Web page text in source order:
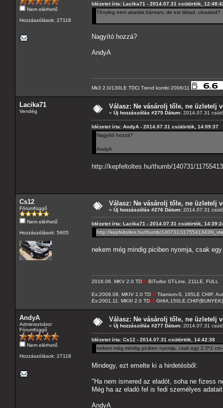
Nem elérhető
Hozzászólások: 27118
Idézetet írta: Lacika71 - 2014.07.31 csütörtök,
Tényleg nem akarlak bántani, de ezt láttad, olvastad?
Nagyító hozzá?
AndyA
Mk3 2.0/130LE TDCi Trend kombi 2006/11
Lacika71
Vendég
Válasz: Ne vásárolj tőle, ne üzletelj
« Új hozzászólás #275 Dátum: 2014.07.31
Idézetet írta: AndyA - 2014.07.31 csütörtök, 14:09:37
Nagyító hozzá?
AndyA
http://kepfeltoltes.hu/thumb/140731/
Cs12
Fórumfüggő
Nem elérhető
Hozzászólások: 5605
Válasz: Ne vásárolj tőle, ne üzletelj
« Új hozzászólás #276 Dátum: 2014.07.31
Idézetet írta: Lacika71 - 2014.07.31 csütörtök,
http://kepfeltoltes.hu/thumb/140731/
nekem még mindig piciben nyomja, csak
2016.06. MKV 2.0 TDCI BiTurbo ST-Line, 211LE, FULL
Ex:2009.08. MKIV 2.0 TDCI Titanium-S, 165LE CHIP,
Ex:2001.11. MKIII 2.0 TDDI
AndyA
Adminisztrátor
Fórumfüggő
Nem elérhető
Hozzászólások: 27118
Válasz: Ne vásárolj tőle, ne üzletelj
« Új hozzászólás #277 Dátum: 2014.07.31
Idézetet írta: Cs12 - 2014.07.31 csütörtök, 14:42:38
nekem még mindig piciben nyomja, csak egy 2.5*1
Mindegy, ezt emelte ki a hirdetésből:
"Ha nem ismered az eladót, soha ne fizess
Még ha az eladó fel is fedi személyes
AndyA